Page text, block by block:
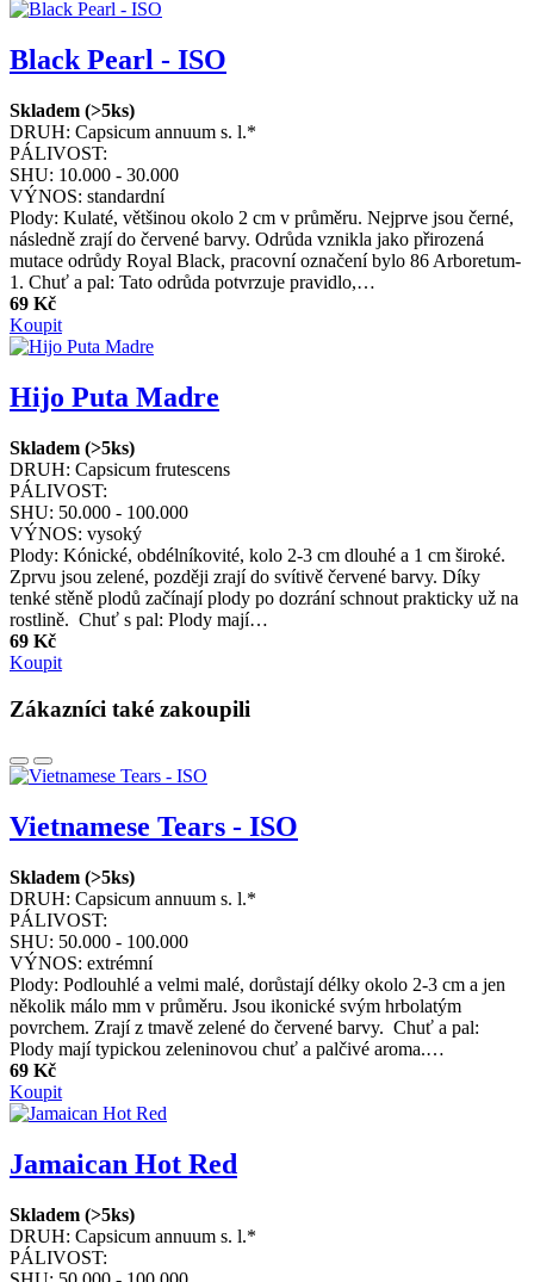
Black Pearl - ISO
Skladem (>5ks)
DRUH: Capsicum annuum s. l.*
PÁLIVOST:
SHU: 10.000 - 30.000
VÝNOS: standardní
Plody: Kulaté, většinou okolo 2 cm v průměru. Nejprve jsou černé,
následně zrají do červené barvy. Odrůda vznikla jako přirozená
mutace odrůdy Royal Black, pracovní označení bylo 86 Arboretum-
1. Chuť a pal: Tato odrůda potvrzuje pravidlo,…
69 Kč
Koupit
Hijo Puta Madre
Skladem (>5ks)
DRUH: Capsicum frutescens
PÁLIVOST:
SHU: 50.000 - 100.000
VÝNOS: vysoký
Plody: Kónické, obdélníkovité, kolo 2-3 cm dlouhé a 1 cm široké.
Zprvu jsou zelené, později zrají do svítivě červené barvy. Díky
tenké stěně plodů začínají plody po dozrání schnout prakticky už na
rostlině. Chuť s pal: Plody mají…
69 Kč
Koupit
Zákazníci také zakoupili
Vietnamese Tears - ISO
Skladem (>5ks)
DRUH: Capsicum annuum s. l.*
PÁLIVOST:
SHU: 50.000 - 100.000
VÝNOS: extrémní
Plody: Podlouhlé a velmi malé, dorůstají délky okolo 2-3 cm a jen
několik málo mm v průměru. Jsou ikonické svým hrbolatým
povrchem. Zrají z tmavě zelené do červené barvy. Chuť a pal:
Plody mají typickou zeleninovou chuť a palčivé aroma.…
69 Kč
Koupit
Jamaican Hot Red
Skladem (>5ks)
DRUH: Capsicum annuum s. l.*
PÁLIVOST: